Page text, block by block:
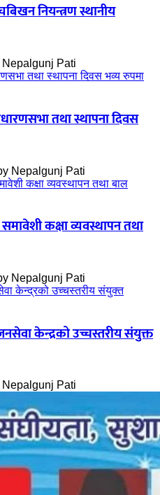
नियन्त्रण स्थानीय
Nepalgunj Pati
तथा स्थापना दिवस
Nepalgunj Pati
कक्षा व्यवस्थापन तथा
Nepalgunj Pati
केन्द्रको उच्चस्तरीय संयुक्त
Nepalgunj Pati